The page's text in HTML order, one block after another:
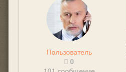
Пользователь
0